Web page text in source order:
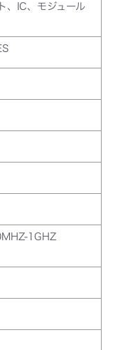
、IC、モジュール
1GHZ